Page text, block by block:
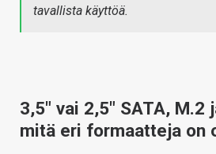
tavallista käyttöä.
3,5″ vai 2,5″ SATA, M.2
mitä eri formaatteja on